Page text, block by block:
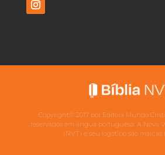
Copyright© 2017 por Editora Mundo
reservados em língua portuguesa. A Nova
(NVT) e seu logotipo são marcas